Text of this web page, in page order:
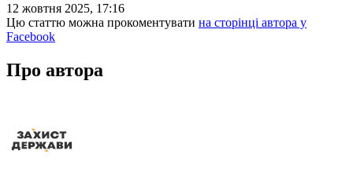
12 жовтня 2025, 17:16
Цю статтю можна прокоментувати на сторінці автора у
Facebook
Про автора